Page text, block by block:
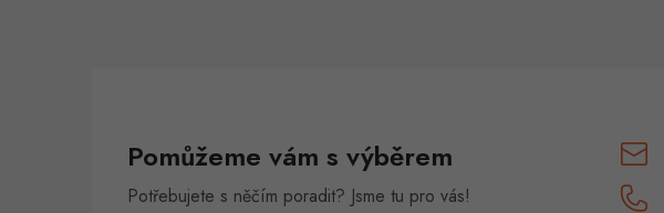
Pomůžeme vám s výběrem
Potřebujete s něčím poradit? Jsme tu pro vás!